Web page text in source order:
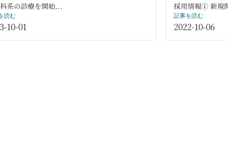
系の診療を開始...
読む
10-01
採用情報① 新規
記事を読む
2022-10-06